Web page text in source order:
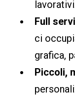
Full
ci
grafica,
Piccoli,